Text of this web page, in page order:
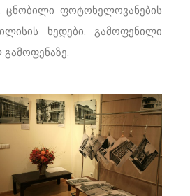
ცნობილი ფოტოხელოვანების
ხედები. გამოფენილი